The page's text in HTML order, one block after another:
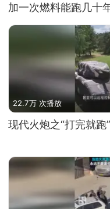
加一次燃料能跑几十
22.7万 次播放
现代火炮之“打完就跑